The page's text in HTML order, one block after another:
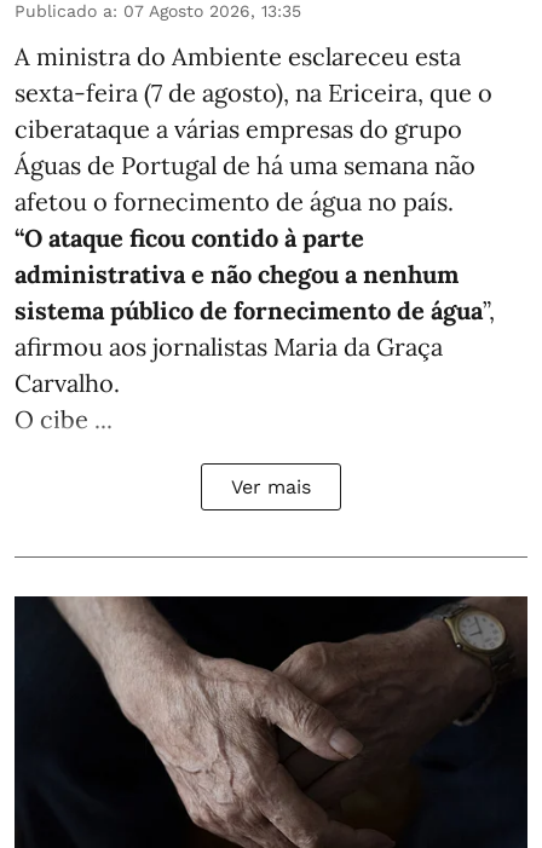
Publicado a: 07 Agosto 2026, 13:35
A ministra do Ambiente esclareceu esta
sexta-feira (7 de agosto), na Ericeira, que o
ciberataque a várias empresas do grupo
Águas de Portugal de há uma semana não
afetou o fornecimento de água no país.
“O ataque ficou contido à parte
administrativa e não chegou a nenhum
sistema público de fornecimento de água”,
afirmou aos jornalistas Maria da Graça
Carvalho.
O cibe ...
Ver mais